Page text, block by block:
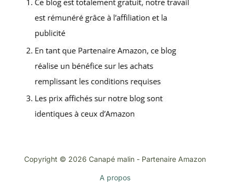
Copyright © 2026 Canapé malin - Partenaire Amazon
A propos